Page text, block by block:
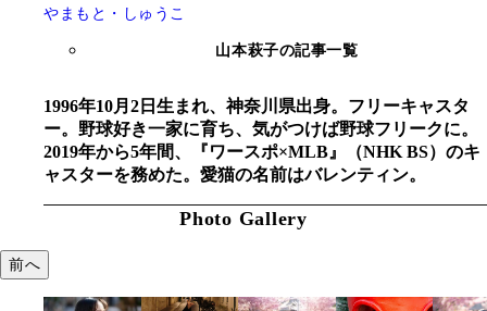
やまもと・しゅうこ
山本萩子の記事一覧
1996年10月2日生まれ、神奈川県出身。フリーキャスタ
ー。野球好き一家に育ち、気がつけば野球フリークに。
2019年から5年間、『ワースポ×MLB』（NHK BS）のキ
ャスターを務めた。愛猫の名前はバレンティン。
Photo Gallery
前へ